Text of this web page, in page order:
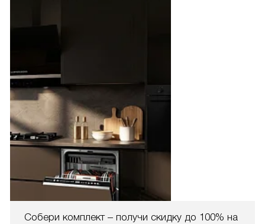
Собери комплект – получи скидку до 100% на